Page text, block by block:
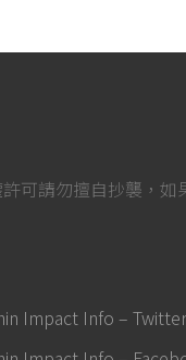
可請勿擅自抄襲，如
Impact Info –